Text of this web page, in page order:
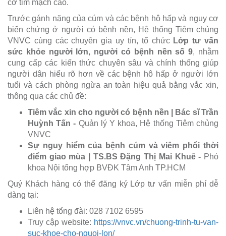
cơ tim mạch cao.
Trước gánh nặng của cúm và các bệnh hô hấp và nguy cơ
biến chứng ở người có bệnh nền, Hệ thống Tiêm chủng
VNVC cùng các chuyên gia uy tín, tổ chứcLớp tư vấn
sức khỏe người lớn, người có bệnh nền số 9, nhằm
cung cấp các kiến thức chuyên sâu và chính thống giúp
người dân hiểu rõ hơn về các bệnh hô hấp ở người lớn
tuổi và cách phòng ngừa an toàn hiệu quả bằng vắc xin,
thông qua các chủ đề:
Tiêm vắc xin cho người có bệnh nền | Bác sĩ Trần
Huỳnh Tấn - Quản lý Y khoa, Hệ thống Tiêm chủng
VNVC
Sự nguy hiểm của bệnh cúm và viêm phổi thời
điểm giao mùa | TS.BS Đặng Thị Mai Khuê - Phó
khoa Nội tổng hợp BVĐK Tâm Anh TP.HCM
Quý Khách hàng có thể đăng ký Lớp tư vấn miễn phí dễ
dàng tại:
Liên hệ tổng đài: 028 7102 6595
Truy cập website: https://vnvc.vn/chuong-trinh-tu-van-
suc-khoe-cho-nguoi-lon/